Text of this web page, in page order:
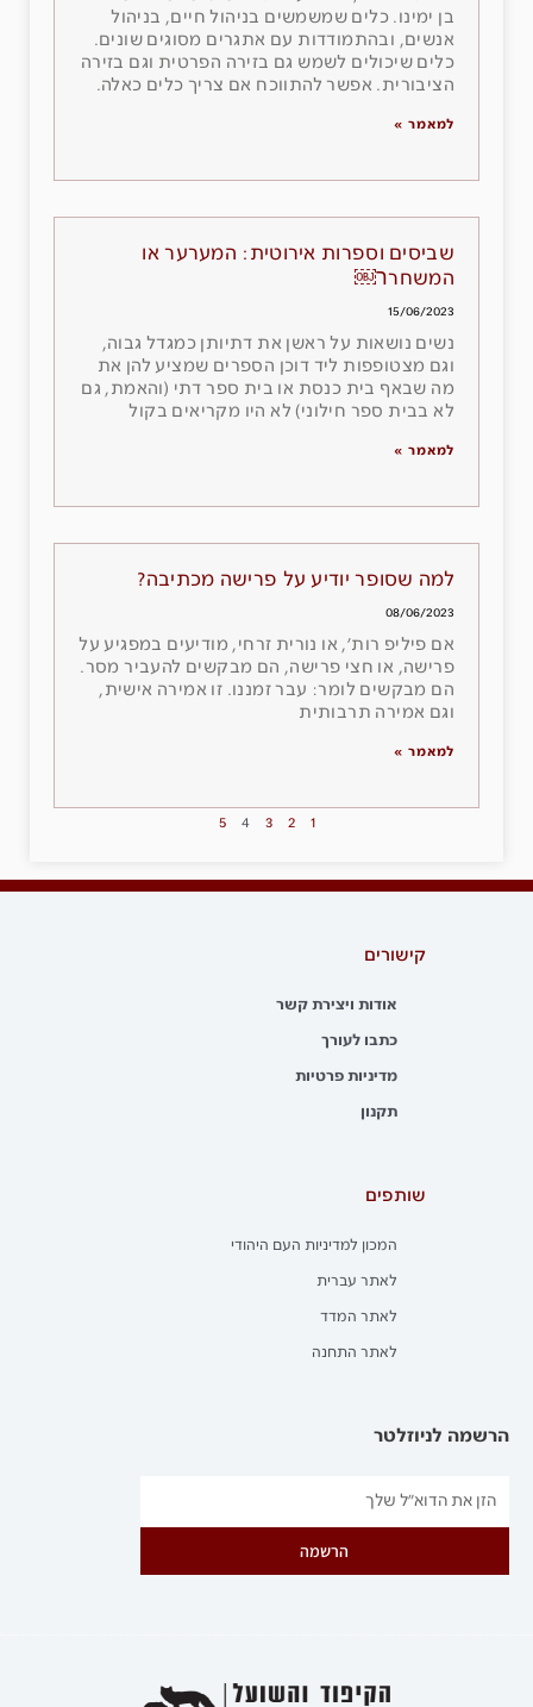
בן ימינו. כלים שמשמשים בניהול חיים, בניהול
אנשים, ובהתמודדות עם אתגרים מסוגים שונים.
כלים שיכולים לשמש גם בזירה הפרטית וגם בזירה
הציבורית. אפשר להתווכח אם צריך כלים כאלה.
למאמר »
שביסים וספרות אירוטית: המערער או
המשחרר￼
15/06/2023
נשים נושאות על ראשן את דתיותן כמגדל גבוה,
וגם מצטופפות ליד דוכן הספרים שמציע להן את
מה שבאף בית כנסת או בית ספר דתי (והאמת, גם
לא בבית ספר חילוני) לא היו מקריאים בקול
למאמר »
למה שסופר יודיע על פרישה מכתיבה?
08/06/2023
אם פיליפ רות׳, או נורית זרחי, מודיעים במפגיע על
פרישה, או חצי פרישה, הם מבקשים להעביר מסר.
הם מבקשים לומר: עבר זמננו. זו אמירה אישית,
וגם אמירה תרבותית
למאמר »
1
2
3
4
5
קישורים
אודות ויצירת קשר
כתבו לעורך
מדיניות פרטיות
תקנון
שותפים
המכון למדיניות העם היהודי
לאתר עברית
לאתר המדד
לאתר התחנה
הרשמה לניוזלטר
הרשמה